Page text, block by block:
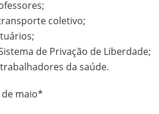
coletivo;
de Privação de Liberdade;
da saúde.
maio*